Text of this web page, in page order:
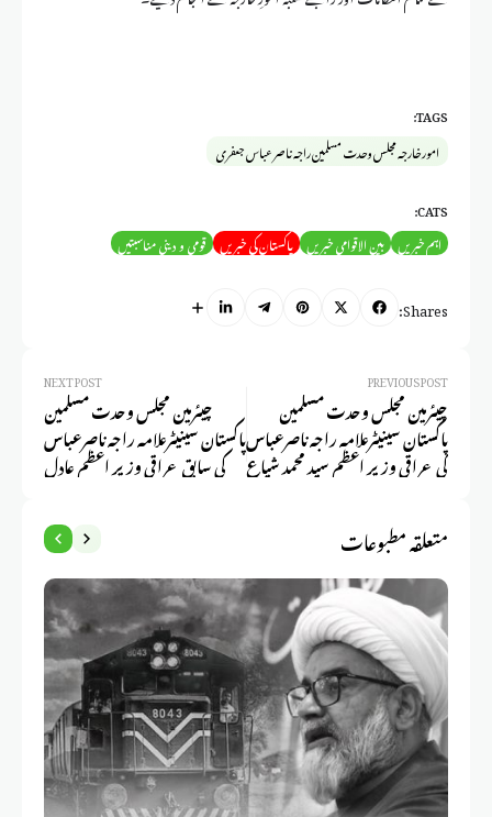
TAGS:
امور خارجہ مجلس وحدت مسلمین راجہ ناصر عباس جعفری
CATS:
اہم خبریں بین الاقوامی خبریں پاکستان کی خبریں قومی و دینی مناسبتیں
Shares:
PREVIOUS POST
چیئرمین مجلس وحدت مسلمین
پاکستان سینیٹرعلامہ راجہ ناصرعباس
کی عراقی وزیر اعظم سید محمد شیاع
NEXT POST
چیئرمین مجلس وحدت مسلمین
پاکستان سینیٹرعلامہ راجہ ناصرعباس
کی سابق عراقی وزیر اعظم عادل
متعلقہ مطبوعات